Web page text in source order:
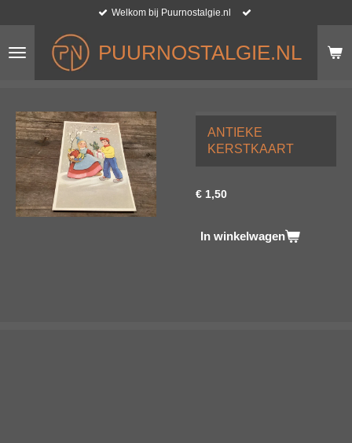
naar
hoofdinhoud
PUURNOSTALGIE.NL
Welkom bij Puurnostalgie.nl
ANTIEKE
KERSTKAART
€ 1,50
In winkelwagen